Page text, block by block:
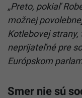
„Preto, pokiaľ
možnej
Kotlebovej
neprijateľné pre
Európskom
Smer nie sú